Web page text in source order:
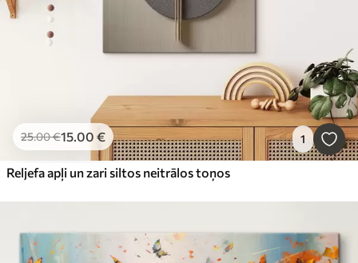
25.00€15.00 € 1
Reljefa apļi un zari siltos neitrālos toņos